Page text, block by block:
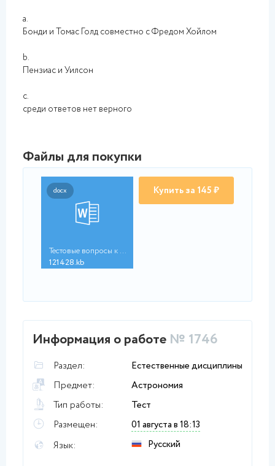
a.
Бонди и Томас Голд совместно с Фредом Хойлом
b.
Пензиас и Уилсон
c.
среди ответов нет верного
Файлы для покупки
docx
Тестовые вопросы к р...
121428.kb
Купить за 145 ₽
Информация о работе № 1746
Раздел:
Естественные дисциплины
Предмет:
Астрономия
Тип работы:
Тест
Размещен:
01 августа в 18:13
Язык:
Русский